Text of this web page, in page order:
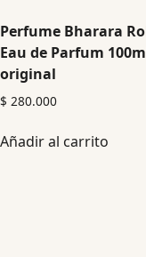
Perfume Bharara
Eau de Parfum
original
$ 280.000
Añadir al carrito